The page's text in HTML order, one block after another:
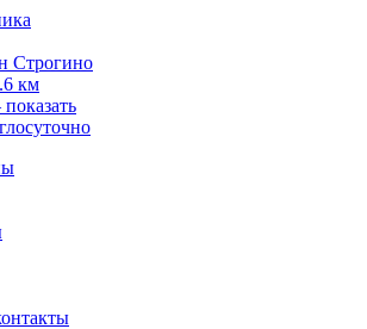
Строгино
км
показать